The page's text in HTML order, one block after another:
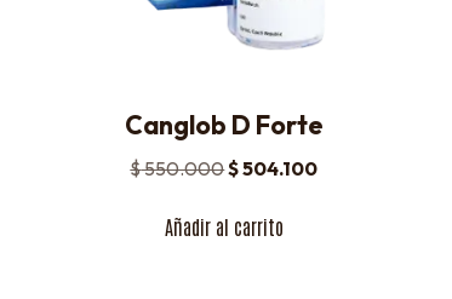
Canglob D Forte
$550.000$504.100
Añadir al carrito